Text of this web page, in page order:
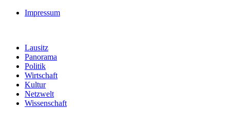
Impressum
Lausitz
Panorama
Politik
Wirtschaft
Kultur
Netzwelt
Wissenschaft